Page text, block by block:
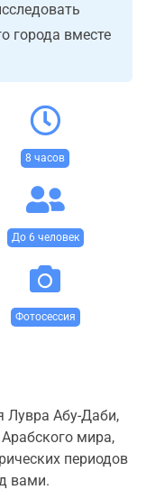
города вместе
8 часов
До 6 человек
Фотосессия
Лувра Абу-Даби,
мира,
периодов
вами.